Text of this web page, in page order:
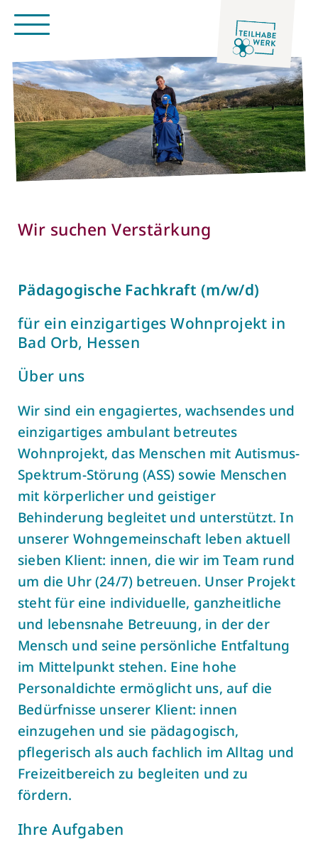
Wir suchen Verstärkung
Pädagogische Fachkraft (m/w/d)
für ein einzigartiges Wohnprojekt in
Bad Orb, Hessen
Über uns
Wir sind ein engagiertes, wachsendes und
einzigartiges ambulant betreutes
Wohnprojekt, das Menschen mit Autismus-
Spektrum-Störung (ASS) sowie Menschen
mit körperlicher und geistiger
Behinderung begleitet und unterstützt. In
unserer Wohngemeinschaft leben aktuell
sieben Klient: innen, die wir im Team rund
um die Uhr (24/7) betreuen. Unser Projekt
steht für eine individuelle, ganzheitliche
und lebensnahe Betreuung, in der der
Mensch und seine persönliche Entfaltung
im Mittelpunkt stehen. Eine hohe
Personaldichte ermöglicht uns, auf die
Bedürfnisse unserer Klient: innen
einzugehen und sie pädagogisch,
pflegerisch als auch fachlich im Alltag und
Freizeitbereich zu begleiten und zu
fördern.
Ihre Aufgaben